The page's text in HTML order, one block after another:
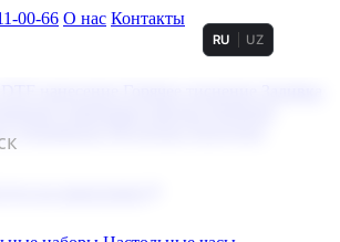
00-66 О нас Контакты
RU UZ